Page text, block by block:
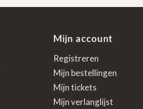
Mijn account
Registreren
Mijn bestellingen
Mijn tickets
Mijn verlanglijst